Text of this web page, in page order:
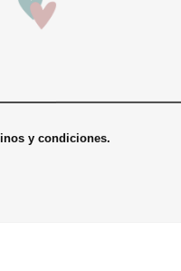
y condiciones.